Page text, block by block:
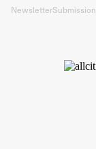
NewsletterSubmission